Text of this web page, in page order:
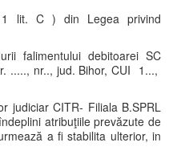
lit. C ) din Legea privind
falimentului debitoarei SC
....., nr.., jud. Bihor, CUI 1...,
judiciar CITR- Filiala B.SPRL
atribuţiile prevăzute de
a fi stabilita ulterior, in